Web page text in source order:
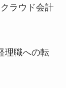
ラウド会計
理職への転